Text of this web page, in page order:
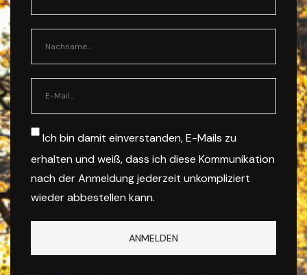
Ich bin damit einverstanden, E-Mails zu
erhalten und weiß, dass ich diese Kommunikation
nach der Anmeldung jederzeit unkompliziert
wieder abbestellen kann.